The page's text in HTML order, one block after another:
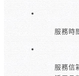
服務時
服務信